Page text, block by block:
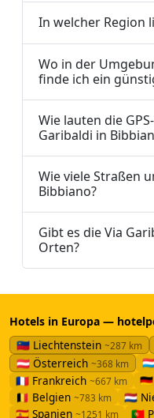
In welcher Region
Wo in der
finde ich ein
Wie lauten die
Garibaldi in
Wie viele Straßen
Bibbiano?
Gibt es die Via
Orten?
Hotels in Europa —
🇱🇮 Liechtenstein ~287 km
🇦🇹 Österreich ~368 km
🇫🇷 Frankreich ~667 km
🇧🇪 Belgien ~783 km 🇳🇱
🇪🇸 Spanien ~1251 km 🇵🇹